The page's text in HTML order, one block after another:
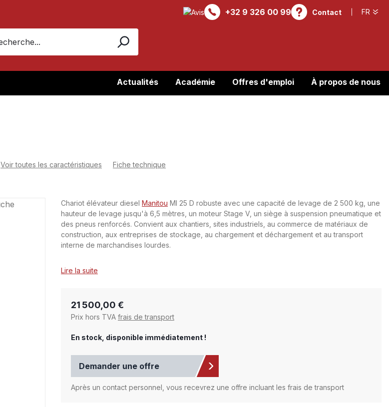
+32 9 326 00 99 Contact
Actualités Académie Offres d'emploi À propos de nous
Voir toutes les caractéristiques Fiche technique
Chariot élévateur diesel Manitou MI 25 D robuste avec une capacité de levage de 2 500 kg, une
hauteur de levage jusqu'à 6,5 mètres, un moteur Stage V, un siège à suspension pneumatique et
des pneus renforcés. Convient aux chantiers, sites industriels, au commerce de matériaux de
construction, aux entreprises de stockage, au chargement et déchargement et au transport
interne de marchandises lourdes.
Lire la suite
21 500,00 €
Prix hors TVA frais de transport
En stock, disponible immédiatement !
Demander une offre
Après un contact personnel, vous recevrez une offre incluant les frais de transport